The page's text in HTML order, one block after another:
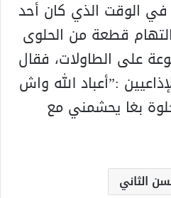
في الوقت الذي كان أحد
قطعة من الحلوى
على الطاولات، فقال
:”أعباد الله واش
بغا يحشمني مع
الثاني